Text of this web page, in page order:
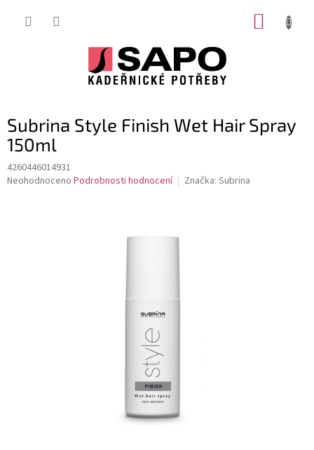
Subrina Style Finish Wet Hair Spray
150ml
4260446014931
Průměrné
Neohodnoceno Podrobnosti hodnocení Značka: Subrina